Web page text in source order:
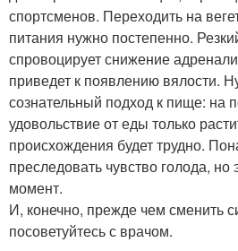
спортсменов. Переходить на
питания нужно постепенно.
спровоцирует снижение
приведет к появлению вялости.
сознательный подход к пище: на
удовольствие от еды только
происхождения будет трудно.
преследовать чувство голода, но
момент.
И, конечно, прежде чем сменить
посоветуйтесь с врачом.